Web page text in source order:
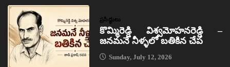
ప్రసిద్ధులు
కొమ్మిరెడ్డి విశ్వమోహనరెడ్డి –
జనమనే నీళ్ళలో బతికిన చేప
Sunday, July 12, 2026